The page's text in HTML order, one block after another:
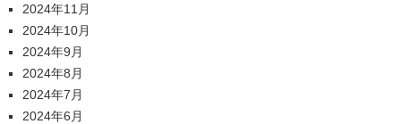
2024年11月
2024年10月
2024年9月
2024年8月
2024年7月
2024年6月